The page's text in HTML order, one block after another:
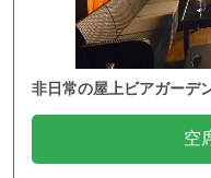
非日常の屋上ビアガーデ
空